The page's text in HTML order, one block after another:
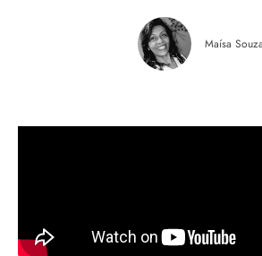
Maísa Souza